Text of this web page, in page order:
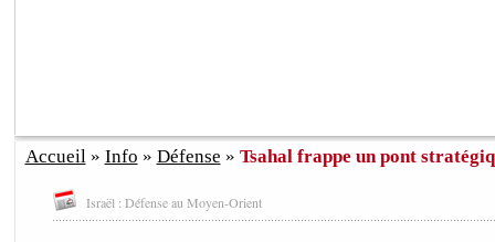
Accueil» Info » Défense » Tsahal frappe un pont
Israël : Défense au Moyen-Orient